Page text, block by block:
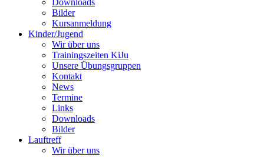
Bilder
Kursanmeldung
Kinder/Jugend
Wir über uns
Trainingszeiten KiJu
Unsere Übungsgruppen
Kontakt
News
Termine
Links
Downloads
Bilder
Lauftreff
Wir über uns